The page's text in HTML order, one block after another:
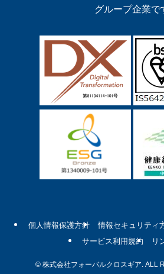
グループ企業で
個人情報保護方針 情報セキュリティ
サービス利用規約
リ
©株式会社フォーバルクロスギア. ALL